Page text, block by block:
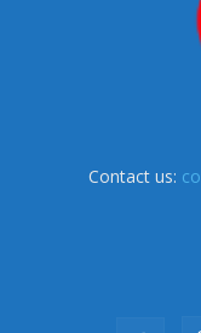
Contact us: